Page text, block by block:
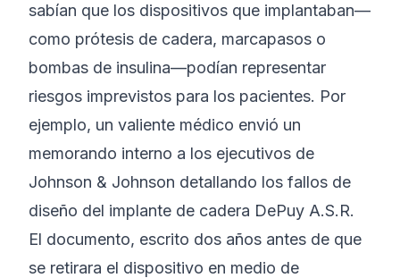
sabían que los dispositivos que implantaban—
como prótesis de cadera, marcapasos o
bombas de insulina—podían representar
riesgos imprevistos para los pacientes. Por
ejemplo, un valiente médico envió un
memorando interno a los ejecutivos de
Johnson & Johnson detallando los fallos de
diseño del implante de cadera DePuy A.S.R.
El documento, escrito dos años antes de que
se retirara el dispositivo en medio de